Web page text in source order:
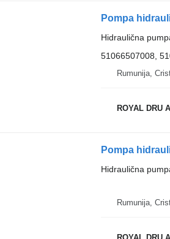
Hidraulična
51066507008,
Rumunija,
ROYAL DRU
Pompa
Hidraulična
Rumunija,